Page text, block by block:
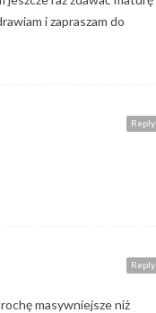
i zapraszam do
Reply
Reply
masywniejsze niż